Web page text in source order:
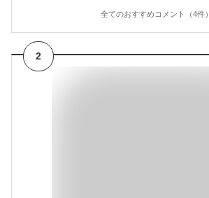
全てのおすすめコメント（4件）
2